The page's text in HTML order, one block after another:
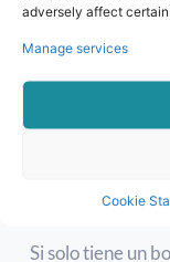
adversely affect
Manage services
Cookie
Con años de
sabemos qué
Por lo tanto,
Si solo tiene un